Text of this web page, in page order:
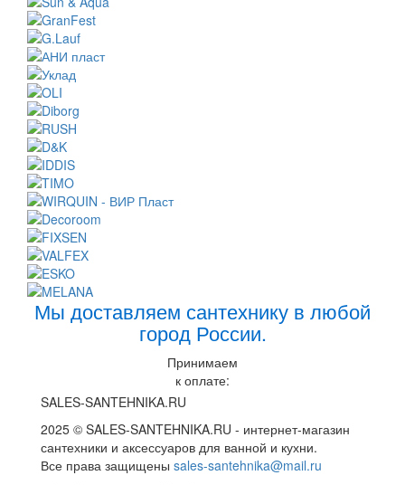
Мы доставляем сантехнику в любой
город России.
Принимаем
к оплате:
SALES-SANTEHNIKA.RU
2025 © SALES-SANTEHNIKA.RU - интернет-магазин
сантехники и аксессуаров для ванной и кухни.
Все права защищены sales-santehnika@mail.ru